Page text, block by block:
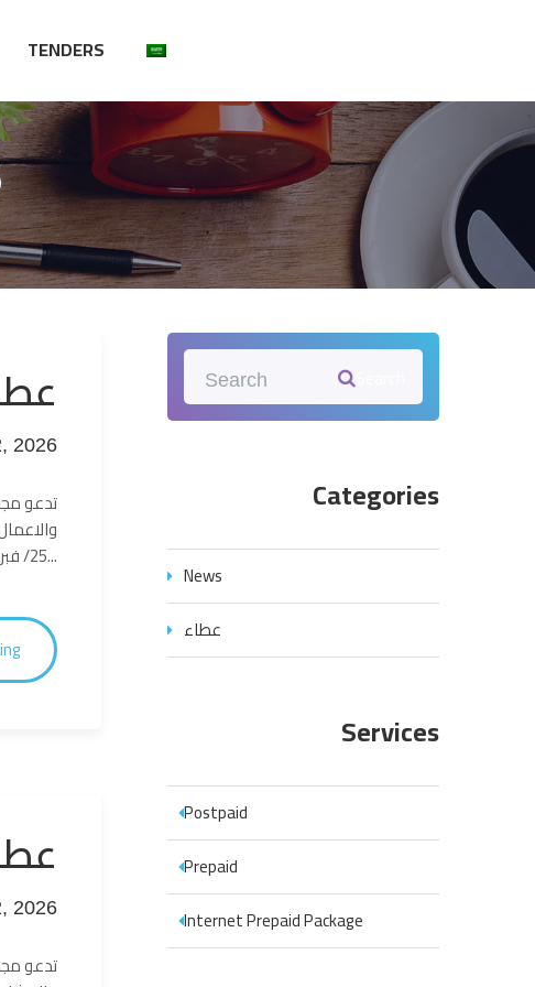
TENDERS
2026
تدعو
25/ فبراير/ 2026...
2026
تدعو
Categories
News
عطاء
Services
Postpaid
Prepaid
Internet Prepaid Package